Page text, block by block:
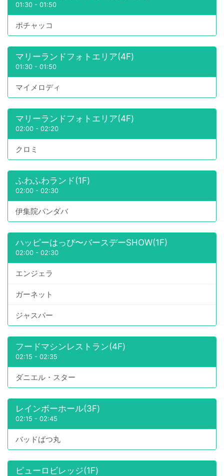
01:30 - 01:50
ポチャッコ
マリーランドフォトエリア(4F)
01:30 - 01:50
マイメロディ
マリーランドフォトエリア(4F)
02:00 - 02:20
クロミ
ふわふわランド(1F)
02:00 - 02:30
伊集院パンダバ
ハッピーはっぴ〜バースデーSHOW(1F)
02:00 - 02:30
エンジェラ
ガーネット
ジャスパー
フードマシンレストラン(4F)
02:15 - 02:35
ダニエル・スター
レインボーホール(3F)
02:15 - 02:45
バッドばつ丸
ピューロビレッジ(1F)